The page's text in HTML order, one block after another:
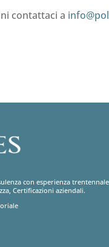
contattaci a
con esperienza
Certificazioni aziendali.